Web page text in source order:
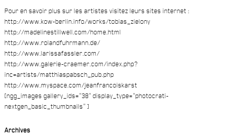
Pour en savoir plus sur les artistes visitez leurs sites internet :
http://www.kow-berlin.info/works/tobias_zielony
http://madelinestillwell.com/home.html
http://www.rolandfuhrmann.de/
http://www.larissafassler.com/
http://www.galerie-craemer.com/index.php?
inc=artists/matthiaspabsch_pub.php
http://www.myspace.com/jeanfrancoiskarst
[ngg_images gallery_ids="38" display_type="photocrati-
nextgen_basic_thumbnails" ]
Archives